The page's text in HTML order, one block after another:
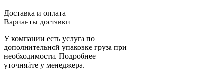
Доставка и оплата
Варианты доставки
У компании есть услуга по
дополнительной упаковке груза при
необходимости. Подробнее
уточняйте у менеджера.